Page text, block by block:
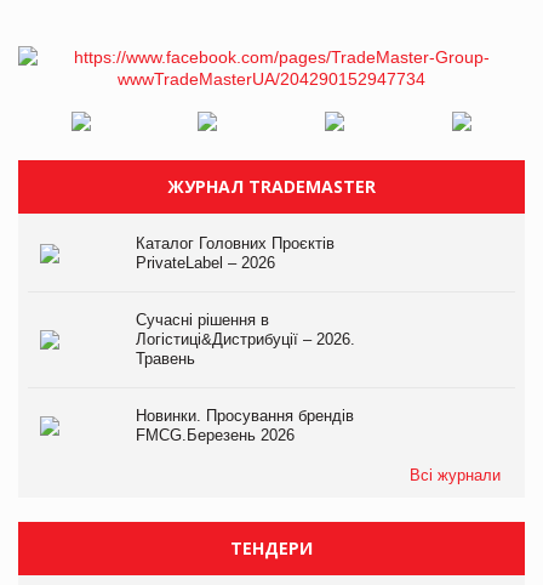
ЖУРНАЛ TRADEMASTER
Каталог Головних Проєктів
PrivateLabel – 2026
Сучасні рішення в
Логістиці&Дистрибуції – 2026.
Травень
Новинки. Просування брендів
FMCG.Березень 2026
Всі журнали
ТЕНДЕРИ